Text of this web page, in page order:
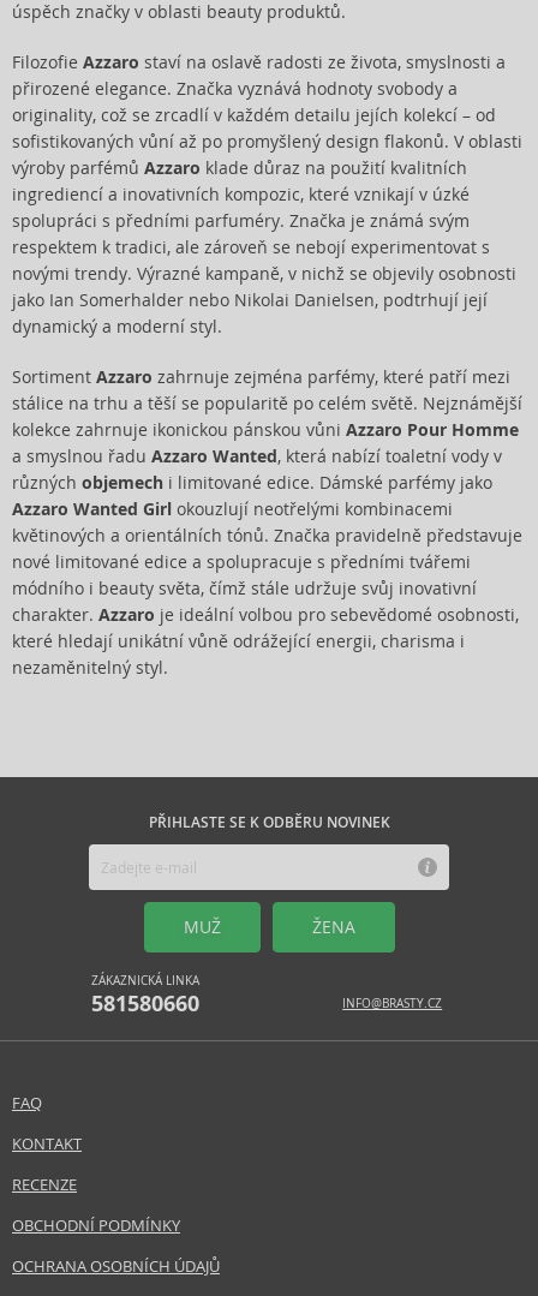
úspěch značky v oblasti beauty produktů.
Filozofie Azzaro staví na oslavě radosti ze života, smyslnosti a
přirozené elegance. Značka vyznává hodnoty svobody a
originality, což se zrcadlí v každém detailu jejích kolekcí – od
sofistikovaných vůní až po promyšlený design flakonů. V oblasti
výroby parfémů Azzaro klade důraz na použití kvalitních
ingrediencí a inovativních kompozic, které vznikají v úzké
spolupráci s předními parfuméry. Značka je známá svým
respektem k tradici, ale zároveň se nebojí experimentovat s
novými trendy. Výrazné kampaně, v nichž se objevily osobnosti
jako Ian Somerhalder nebo Nikolai Danielsen, podtrhují její
dynamický a moderní styl.
Sortiment Azzaro zahrnuje zejména parfémy, které patří mezi
stálice na trhu a těší se popularitě po celém světě. Nejznámější
kolekce zahrnuje ikonickou pánskou vůni Azzaro Pour Homme
a smyslnou řadu Azzaro Wanted, která nabízí toaletní vody v
různých objemech i limitované edice. Dámské parfémy jako
Azzaro Wanted Girl okouzlují neotřelými kombinacemi
květinových a orientálních tónů. Značka pravidelně představuje
nové limitované edice a spolupracuje s předními tvářemi
módního i beauty světa, čímž stále udržuje svůj inovativní
charakter. Azzaro je ideální volbou pro sebevědomé osobnosti,
které hledají unikátní vůně odrážející energii, charisma i
nezaměnitelný styl.
PŘIHLASTE SE K ODBĚRU NOVINEK
MUŽ ŽENA
ZÁKAZNICKÁ LINKA
581580660 INFO@BRASTY.CZ
FAQ
KONTAKT
RECENZE
OBCHODNÍ PODMÍNKY
OCHRANA OSOBNÍCH ÚDAJŮ